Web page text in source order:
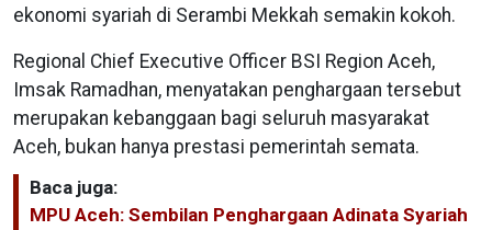
ekonomi syariah di Serambi Mekkah semakin kokoh.
Regional Chief Executive Officer BSI Region Aceh,
Imsak Ramadhan, menyatakan penghargaan tersebut
merupakan kebanggaan bagi seluruh masyarakat
Aceh, bukan hanya prestasi pemerintah semata.
Baca juga:
MPU Aceh: Sembilan Penghargaan Adinata Syariah